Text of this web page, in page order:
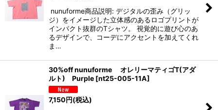
nunuforme商品説明: デジタルの歪み（グリッ
ジ）をイメージした立体感のあるロゴプリントが
インパクト抜群のTシャツ。 視覚的に遊び心のあ
るデザインで、コーデにアクセントを加えてくれ
ま…
30%off nunuforme オレリーマティゴT(アダ
ルト) Purple [nt25-005-11A]
7,150円(税込)